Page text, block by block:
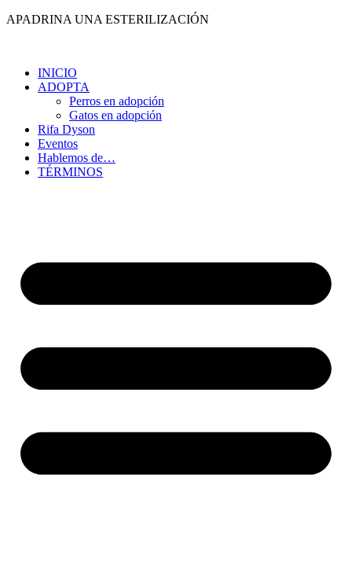
Ir
APADRINA UNA ESTERILIZACIÓN
INICIO
ADOPTA
Perros en adopción
Gatos en adopción
Rifa Dyson
Eventos
Hablemos de…
TÉRMINOS